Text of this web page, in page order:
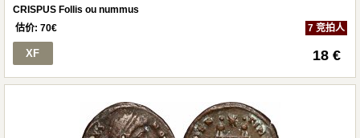
CRISPUS Follis ou nummus
估价: 70€ 7 竞拍人
XF 18 €